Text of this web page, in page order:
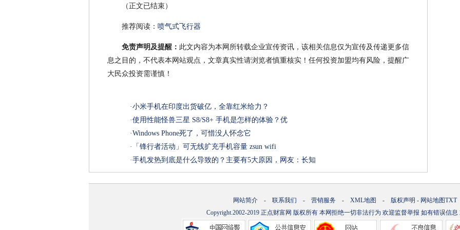
（正文已结束）
推荐阅读： 喷气式飞行器
免责声明及提醒： 此文内容为本网所转载企业宣传资讯，该相关信息仅为宣传及传递更多信
息之目的，不代表本网站观点，文章真实性请浏览者慎重核实！任何投资加盟均有风险，提醒广
大民众投资需谨慎！
·小米手机在印度出货破亿，全靠红米给力？
·使用性能怪兽三星 S8/S8+ 手机是怎样的体验？优
·Windows Phone死了，可惜没人怀念它
·
「锋行者活动」可无线扩充手机容量 zsun wifi
·手机发热到底是什么导致的？主要有5大原因，网友：长知
网站简介 - 联系我们 - 营销服务 - XML地图 - 版权声明 - 网站地图TXT
Copyright.2002-2019 正点财富网 版权所有 本网拒绝一切非法行为 欢迎监督举报 如有错误信息